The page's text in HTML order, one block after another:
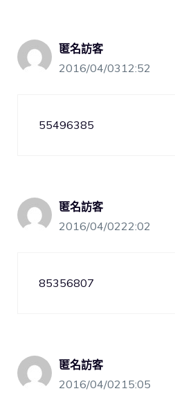
匿名訪客
2016/04/0312:52
55496385
匿名訪客
2016/04/0222:02
85356807
匿名訪客
2016/04/0215:05